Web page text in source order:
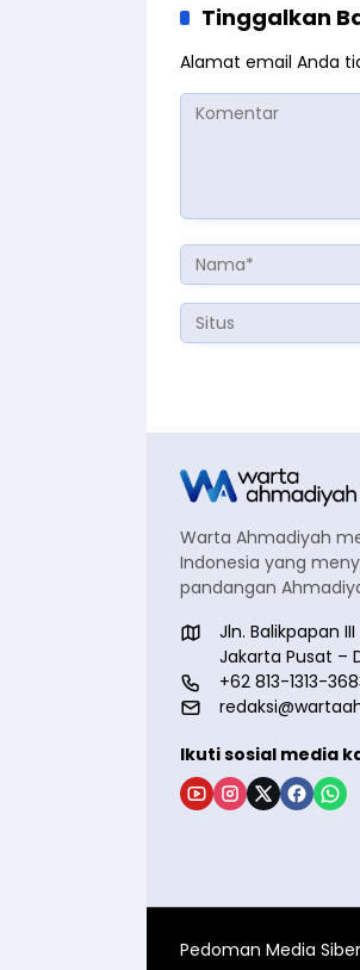
Tinggalkan
Alamat email Anda
Warta Ahmadiyah
Indonesia yang
pandangan
Jln. Balikpapan
Jakarta Pusat –
+62 813-1313-
Ikuti sosial media
Pedoman Media Siber